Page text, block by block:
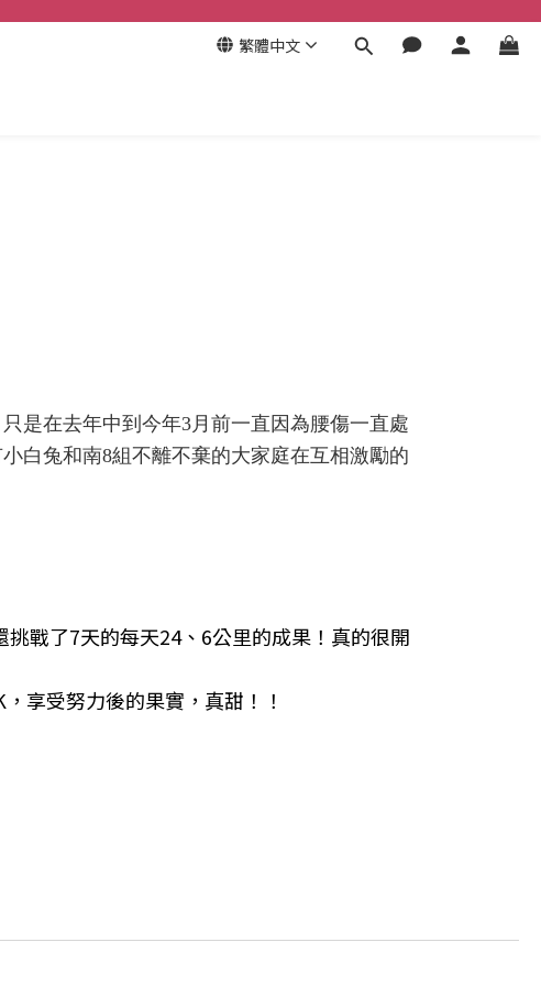
繁體中文
是在去年中到今年3月前一直因為腰傷一直處
白兔和南8組不離不棄的大家庭在互相激勵的
戰了7天的每天24、6公里的成果！真的很開
享受努力後的果實，真甜！！